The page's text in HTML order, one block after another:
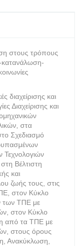
στους τρόπους
διαχείρισης και
Διαχείρισης και
στα
Σχεδιασμό
Τεχνολογιών
Βέλτιστη
και
ζωής τους, στις
στον Κύκλο
των ΤΠΕ με
στον Κύκλο
από τα ΤΠΕ με
στους όρους
Ανακύκλωση,